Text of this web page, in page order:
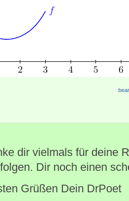
dir vielmals für deine
Dir noch einen
Grüßen Dein DrPoet